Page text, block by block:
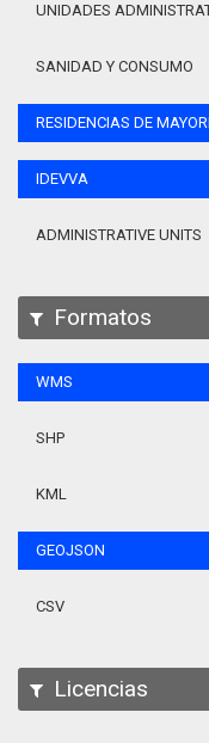
UNIDADES
SANIDAD Y CONSUMO
RESIDENCIAS DE
IDEVVA
ADMINISTRATIVE UNITS
Formatos
WMS
SHP
KML
GEOJSON
CSV
Licencias